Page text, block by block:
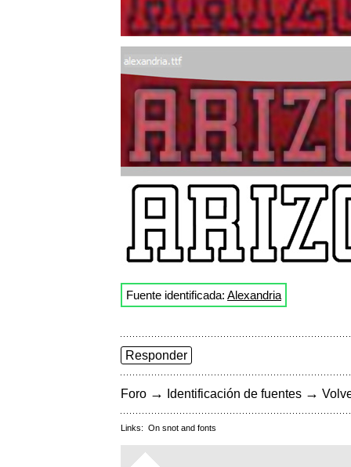
Fuente identificada: Alexandria
Responder
Foro → Identificación de fuentes →
Links: On snot and fonts